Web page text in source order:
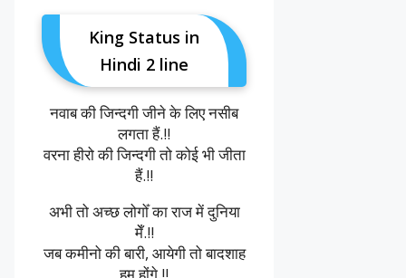
King Status in
Hindi 2 line
नवाब की जिन्दगी जीने के लिए नसीब
लगता हैं.!!
वरना हीरो की जिन्दगी तो कोई भी जीता
हैं.!!
अभी तो अच्छ लोगोँ का राज में दुनिया
मेँ.!!
जब कमीनो की बारी, आयेगी तो बादशाह
हम होंगे.!!